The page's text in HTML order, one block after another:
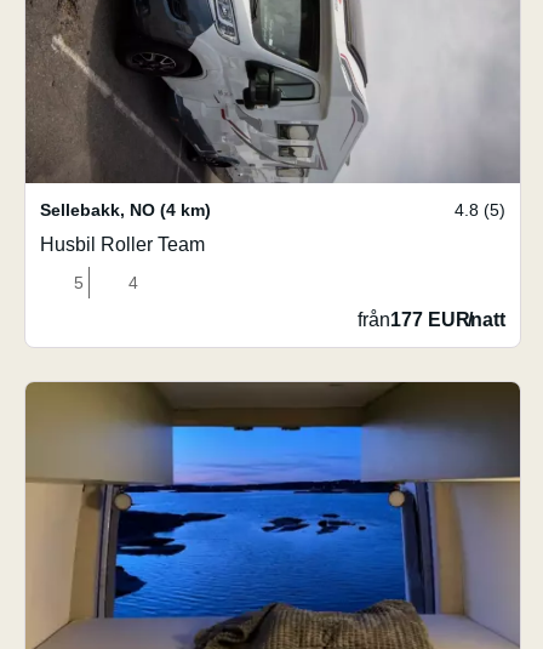
Sellebakk, NO (4 km) 4.8 (5)
Husbil Roller Team
5 4
från177 EUR/natt